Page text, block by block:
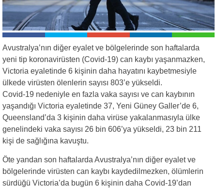
Avustralya’nın diğer eyalet ve bölgelerinde son haftalarda
yeni tip koronavirüsten (Covid-19) can kaybı yaşanmazken,
Victoria eyaletinde 6 kişinin daha hayatını kaybetmesiyle
ülkede virüsten ölenlerin sayısı 803’e yükseldi.
Covid-19 nedeniyle en fazla vaka sayısı ve can kaybının
yaşandığı Victoria eyaletinde 37, Yeni Güney Galler’de 6,
Queensland’da 3 kişinin daha virüse yakalanmasıyla ülke
genelindeki vaka sayısı 26 bin 606’ya yükseldi, 23 bin 211
kişi de sağlığına kavuştu.
Öte yandan son haftalarda Avustralya’nın diğer eyalet ve
bölgelerinde virüsten can kaybı kaydedilmezken, ölümlerin
sürdüğü Victoria’da bugün 6 kişinin daha Covid-19’dan